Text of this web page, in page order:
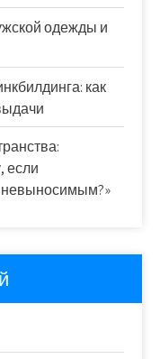
одежды и
как
если
невыносимым?»